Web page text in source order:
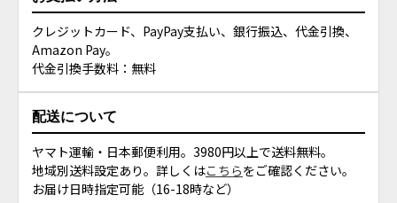
クレジットカード、PayPay支払い、銀行振込、代金引換、
Amazon Pay。
代金引換手数料：無料
配送について
ヤマト運輸・日本郵便利用。3980円以上で送料無料。
地域別送料設定あり。詳しくはこちらをご確認ください。
お届け日時指定可能（16-18時など）